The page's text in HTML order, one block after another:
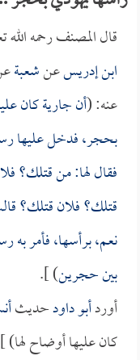
قال المصنف رحمه
ابن إدريسعنشعبة
عنه: (أن جارية كان
بحجر، فدخل عليها
فقال لها: من قتلك؟
قتلك؟ فلان قتلك؟
نعم، برأسها، فأمر به
بين حجرين) ].
أوردأبو داودحديث
كان عليها أوضاح لها)